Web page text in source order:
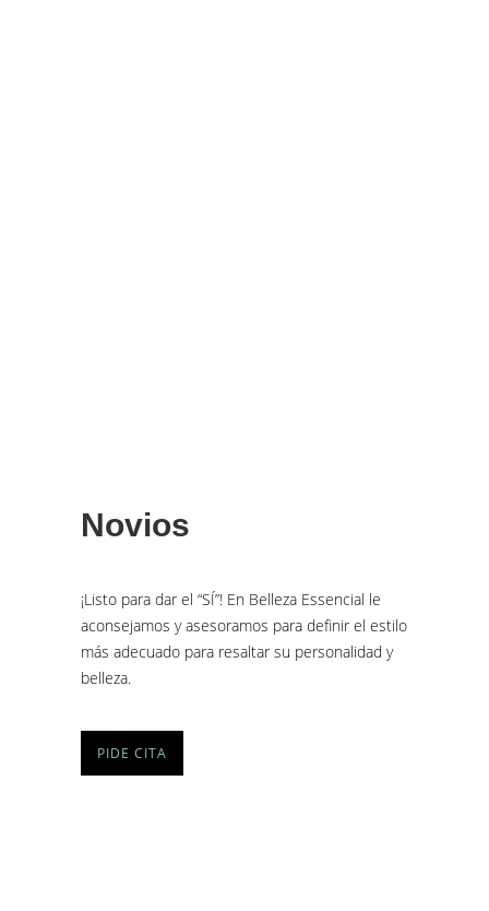
Novios
¡Listo para dar el “SÍ”! En Belleza Essencial le
aconsejamos y asesoramos para definir el estilo
más adecuado para resaltar su personalidad y
belleza.
PIDE CITA